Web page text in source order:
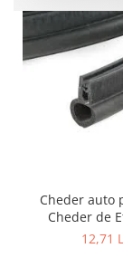
Cheder auto
Cheder de
Profesional
12,71